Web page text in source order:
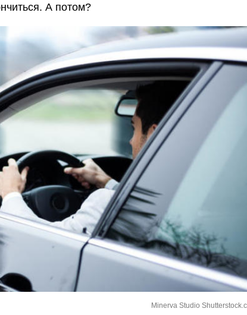
А потом?
Minerva Studio